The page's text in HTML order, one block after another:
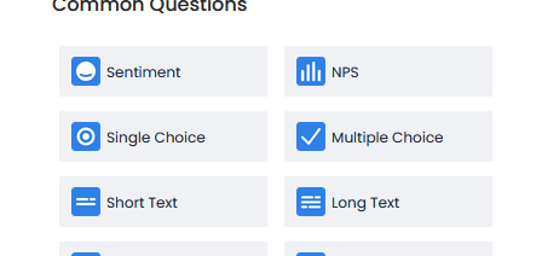
Configuración
Buscar Contacto